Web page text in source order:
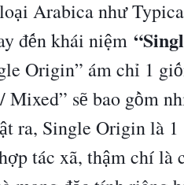
ại Arabica như
đến khái niệm
Origin” ám chỉ 1 giố
Mixed” sẽ bao gồm
ật ra, Single Origin là 1
ợp tác xã, thậm chílà